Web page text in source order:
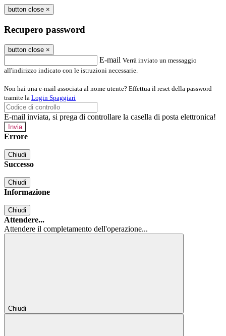
button close ×
Recupero password
button close ×
E-mail Verrà inviato un messaggio
all'indirizzo indicato con le istruzioni necessarie.
Non hai una e-mail associata al nome utente? Effettua il reset della password
tramite la Login Spaggiari
E-mail inviata, si prega di controllare la casella di posta elettronica!
Errore
Chiudi
Successo
Chiudi
Informazione
Chiudi
Attendere...
Attendere il completamento dell'operazione...
Chiudi